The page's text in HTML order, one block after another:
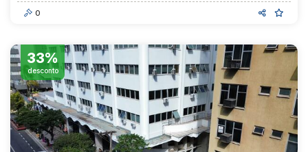
0
33%
desconto